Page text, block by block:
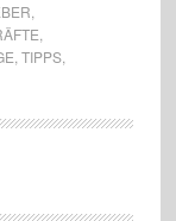
TIPPS,